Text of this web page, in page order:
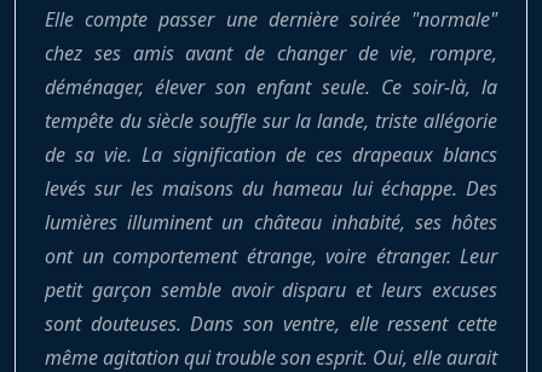
Elle compte passer une dernière soirée "normale"
chez ses amis avant de changer de vie, rompre,
déménager, élever son enfant seule. Ce soir-là, la
tempête du siècle souffle sur la lande, triste allégorie
de sa vie. La signification de ces drapeaux blancs
levés sur les maisons du hameau lui échappe. Des
lumières illuminent un château inhabité, ses hôtes
ont un comportement étrange, voire étranger. Leur
petit garçon semble avoir disparu et leurs excuses
sont douteuses. Dans son ventre, elle ressent cette
même agitation qui trouble son esprit. Oui, elle aurait